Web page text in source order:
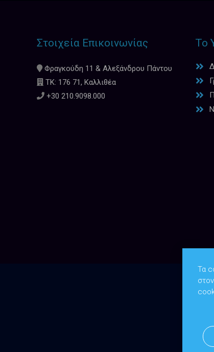
Στοιχεία Επικοινωνίας
Φραγκούδη 11 & Αλεξάνδρου Πάντου
ΤΚ: 176 71, Καλλιθέα
+30 210.9098.000
Το
Τα